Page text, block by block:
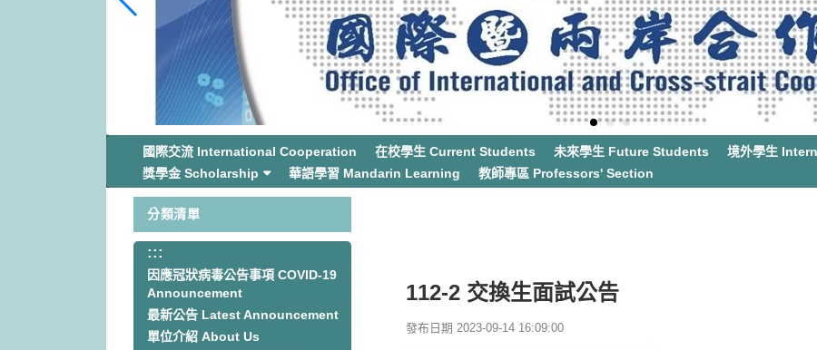
國際交流 International Cooperation 在校學生 Current Students 未來學生 Future Students
境外學生
獎學金 Scholarship
華語學習 Mandarin Learning 教師專區 Professors' Section
分類清單
:::
因應冠狀病毒公告事項 COVID-19
Announcement
最新公告 Latest Announcement
單位介紹 About Us
112-2 交換生面試公告
發布日期 2023-09-14 16:09:00